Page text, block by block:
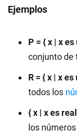
Ejemplos
P = { x | x
conjunto de
R = { x | x
todos los
{ x | x es
los